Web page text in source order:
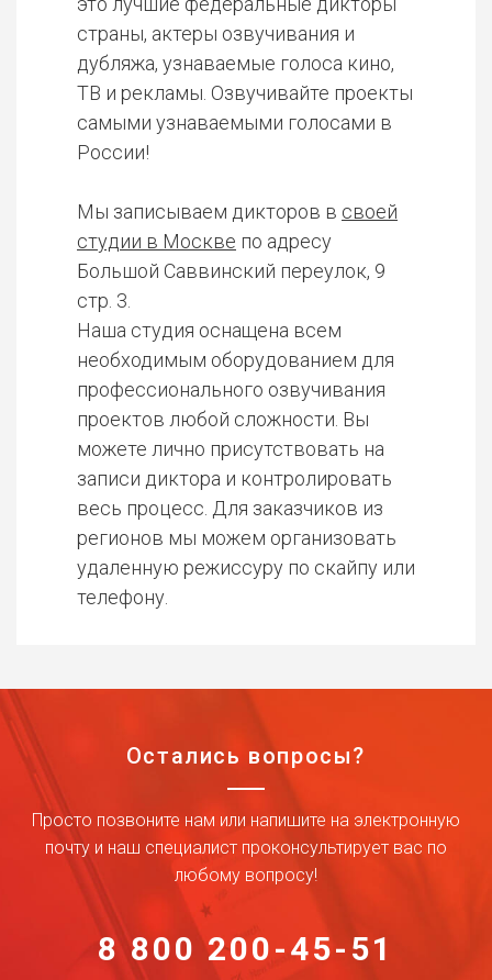
страны, актеры озвучивания и
дубляжа, узнаваемые голоса кино,
ТВ и рекламы. Озвучивайте проекты
самыми узнаваемыми голосами в
России!
Мы записываем дикторов в своей
студии в Москве по адресу
Большой Саввинский переулок, 9
стр. 3.
Наша студия оснащена всем
необходимым оборудованием для
профессионального озвучивания
проектов любой сложности. Вы
можете лично присутствовать на
записи диктора и контролировать
весь процесс. Для заказчиков из
регионов мы можем организовать
удаленную режиссуру по скайпу или
телефону.
Остались вопросы?
Просто позвоните нам или напишите на электронную
почту и наш специалист проконсультирует вас по
любому вопросу!
8 800 200-45-51